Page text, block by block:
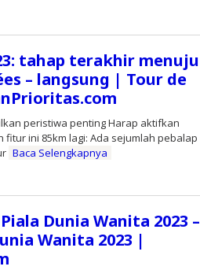
tahap terakhir menuju
– langsung | Tour de
peristiwa penting Harap aktifkan
fitur ini 85km lagi: Ada sejumlah pebalap
Baca Selengkapnya
Dunia Wanita 2023 –
Wanita 2023 |